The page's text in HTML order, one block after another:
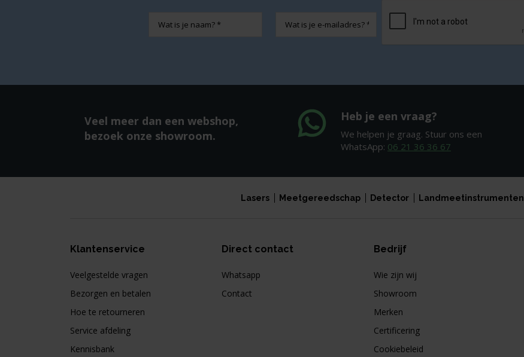
mailadres
Veel meer dan een webshop,
bezoek onze showroom.
Heb je een vraag?
We helpen je graag. Stuur ons een
WhatsApp: 06 21 36 36 67
Lasers Meetgereedschap Detector Landmeetinstrumenten
Klantenservice
Veelgestelde vragen
Bezorgen en betalen
Hoe te retourneren
Service afdeling
Kennisbank
Direct contact
Whatsapp
Contact
Bedrijf
Wie zijn wij
Showroom
Merken
Certificering
Cookiebeleid